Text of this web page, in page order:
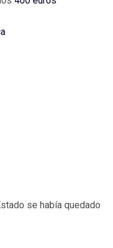
se había quedado